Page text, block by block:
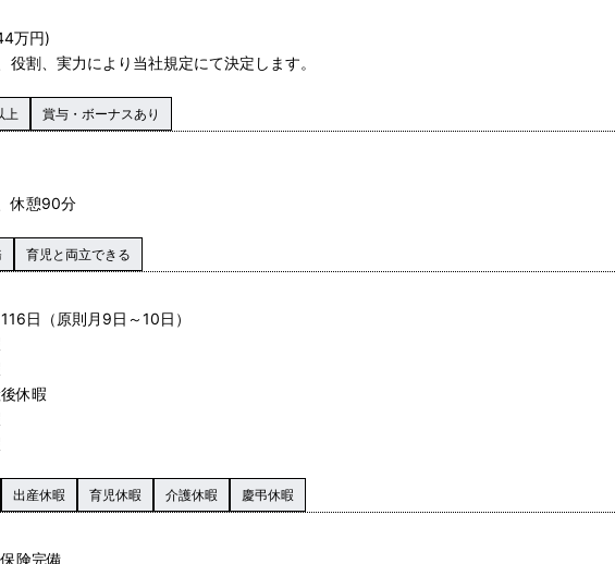
万円)
役割、実力により当社規定にて決定します。
上 賞与・ボーナスあり
休憩90分
育児と両立できる
日（原則月9日～10日）
休暇
出産休暇 育児休暇 介護休暇 慶弔休暇
険完備